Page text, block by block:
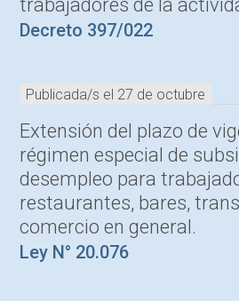
trabajadores de la
Decreto 397/022
Publicada/s el 27 de octubre
Extensión del plazo de
régimen especial de
desempleo para
restaurantes, bares,
comercio en general.
Ley N° 20.076